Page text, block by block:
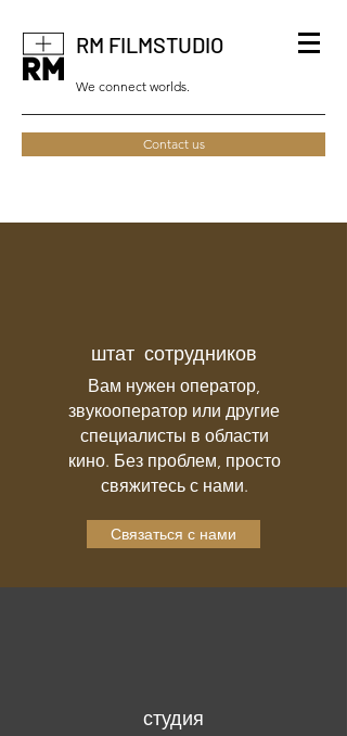
RM FILMSTUDIO
We connect worlds.
Contact us
штат сотрудников
Вам нужен оператор,
звукооператор или другие
специалисты в области
кино. Без проблем, просто
свяжитесь с нами.
Связаться с нами
студия